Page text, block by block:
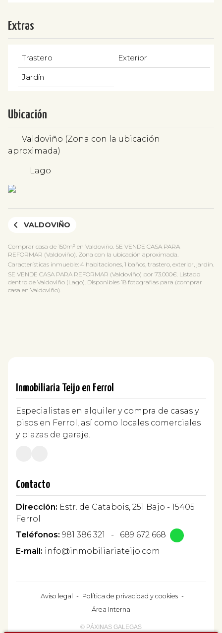
Extras
Trastero Exterior
Jardín
Ubicación
Valdoviño (Zona con la ubicación
aproximada)
Lago
VALDOVIÑO
Comprar casa de 150m² en Valdoviño. SE VENDE CASA PARA
REFORMAR (Valdoviño). Zona con la ubicación aproximada.
Características inmueble: 4 habitaciones, 1 baños, trastero, exterior, jardín.
SE VENDE CASA PARA REFORMAR (Valdoviño) por 73.000€. Listado
dentro de Valdoviño (Lago). Disponibles 18 fotografias para (comprar
casa en Valdoviño).
Inmobiliaria Teijo en Ferrol
Especialistas en alquiler y compra de casas y
pisos en Ferrol, así como locales comerciales
y plazas de garaje.
Contacto
Dirección: Estr. de Catabois, 251 Bajo - 15405
Ferrol
Teléfonos: 981 386 321 -
689 672 668
E-mail: info@inmobiliariateijo.com
Aviso legal - Política de privacidad y cookies -
Área Interna
© PÁXINAS GALEGAS